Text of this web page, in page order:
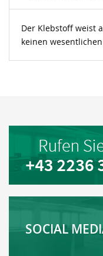
Der Klebstoff weist
keinen
SOCIAL